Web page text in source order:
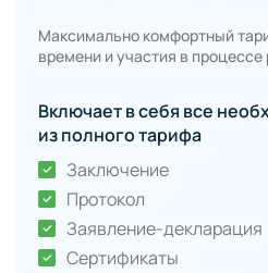
Максимально комфортный
времени и участия в процессе
Включает в себя все
из полного тарифа
Заключение
Протокол
Заявление-декларация
Сертификаты